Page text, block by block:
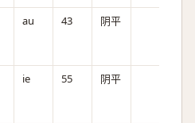
au 43 阴平
ie 55 阴平